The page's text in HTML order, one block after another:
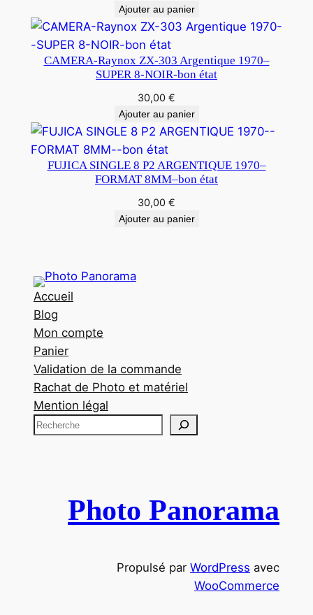
Ajouter au panier
CAMERA-Raynox ZX-303 Argentique 1970–
SUPER 8-NOIR-bon état
30,00 €
Ajouter au panier
FUJICA SINGLE 8 P2 ARGENTIQUE 1970–
FORMAT 8MM–bon état
30,00 €
Ajouter au panier
Accueil
Blog
Mon compte
Panier
Validation de la commande
Rachat de Photo et matériel
Mention légal
R
Photo Panorama
Propulsé par WordPress avec
WooCommerce